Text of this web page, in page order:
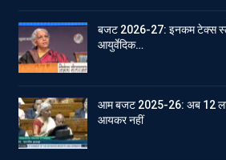
बजट 2026-27: इनकम टेक्स
आयुर्वेदिक…
आम बजट 2025-26: अब 12
आयकर नहीं